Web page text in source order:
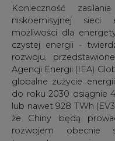
Konieczność
niskoemisyjnej sieci
możliwości dla
czystej energii -
rozwoju,
Agencji Energii (IEA)
globalne zużycie
do roku 2030 osiągnie
lub nawet 928 TWh
że Chiny będą
rozwojem obecnie